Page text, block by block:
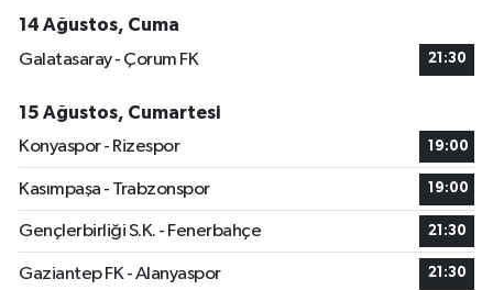
14 Ağustos, Cuma
Galatasaray - Çorum FK
21:30
15 Ağustos, Cumartesi
Konyaspor - Rizespor
19:00
Kasımpaşa - Trabzonspor 19:00
Gençlerbirliği S.K. - Fenerbahçe 21:30
Gaziantep FK - Alanyaspor 21:30